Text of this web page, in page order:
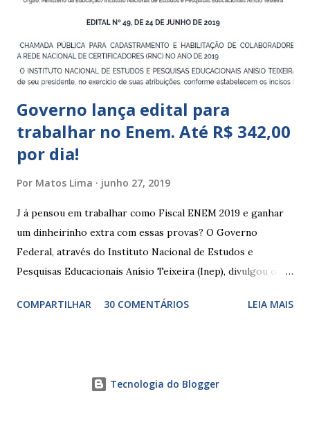
Indígena, e trabalham com cri...
Governo lança edital para
trabalhar no Enem. Até R$ 342,00
por dia!
Por Matos Lima junho 27, 2019
J á pensou em trabalhar como Fiscal ENEM 2019 e ganhar
um dinheirinho extra com essas provas? O Governo
Federal, através do Instituto Nacional de Estudos e
Pesquisas Educacionais Anísio Teixeira (Inep), divulgou o
Enem 2019. O Exame Nacional do Ensino Médio ou ENEM é
essas provas. As funções principais de um fiscal de prova
COMPARTILHAR 30 COMENTÁRIOS LEIA MAIS
Tecnologia do Blogger